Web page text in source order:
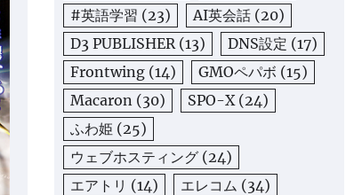
#英語学習 (23) AI英会話 (20)
D3 PUBLISHER(13) DNS設定 (17)
Frontwing (14) GMOペパボ (15)
Macaron (30) SPO-X(24)
ふわ姫 (25)
ウェブホスティング (24)
エアトリ (14) エレコム (34)